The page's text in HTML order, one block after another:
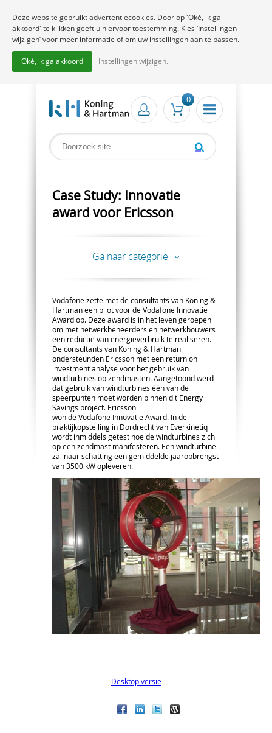
0
Case Study: Innovatie
award voor Ericsson
Ga naar categorie
Vodafone zette met de consultants van Koning &
Hartman een pilot voor de Vodafone Innovatie
Award op. Deze award is in het leven geroepen
om met netwerkbeheerders en netwerkbouwers
een reductie van energieverbruik te realiseren.
De consultants van Koning & Hartman
ondersteunden Ericsson met een return on
investment analyse voor het gebruik van
windturbines op zendmasten. Aangetoond werd
dat gebruik van windturbines één van de
speerpunten moet worden binnen dit Energy
Savings project. Ericsson
won de Vodafone Innovatie Award. In de
praktijkopstelling in Dordrecht van Everkinetiq
wordt inmiddels getest hoe de windturbines zich
op een zendmast manifesteren. Een windturbine
zal naar schatting een gemiddelde jaaropbrengst
van 3500 kW opleveren.
Desktop versie
Deze website gebruikt advertentiecookies. Door op 'Oké, ik ga
akkoord' te klikken geeft u hiervoor toestemming. Kies ‘Instellingen
wijzigen’ voor meer informatie of om uw instellingen aan te passen.
Oké, ik ga akkoord Instellingen wijzigen.